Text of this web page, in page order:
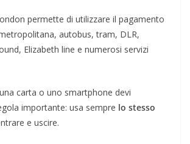
permette di utilizzare il pagamento
autobus, tram, DLR,
Elizabeth line e numerosi servizi
carta o uno smartphone devi
importante: usa sempre lo stesso
e uscire.